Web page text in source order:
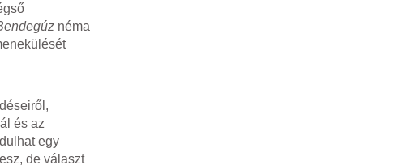
néma
és az
egy
de választ